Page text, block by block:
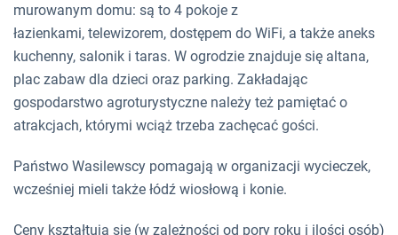
murowanym domu: są to 4 pokoje z
łazienkami, telewizorem, dostępem do WiFi, a także aneks
kuchenny, salonik i taras. W ogrodzie znajduje się altana,
plac zabaw dla dzieci oraz parking. Zakładając
gospodarstwo agroturystyczne należy też pamiętać o
atrakcjach, którymi wciąż trzeba zachęcać gości.
Państwo Wasilewscy pomagają w organizacji wycieczek,
wcześniej mieli także łódź wiosłową i konie.
Ceny kształtują się (w zależności od pory roku i ilości osób)